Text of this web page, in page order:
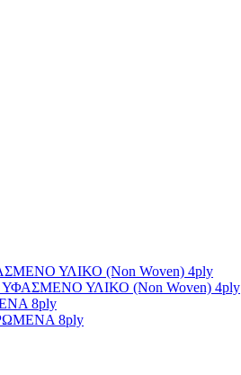
ΥΛΙΚΟ (Non Woven) 4ply
ΥΛΙΚΟ (Non Woven) 4ply
8ply
8ply